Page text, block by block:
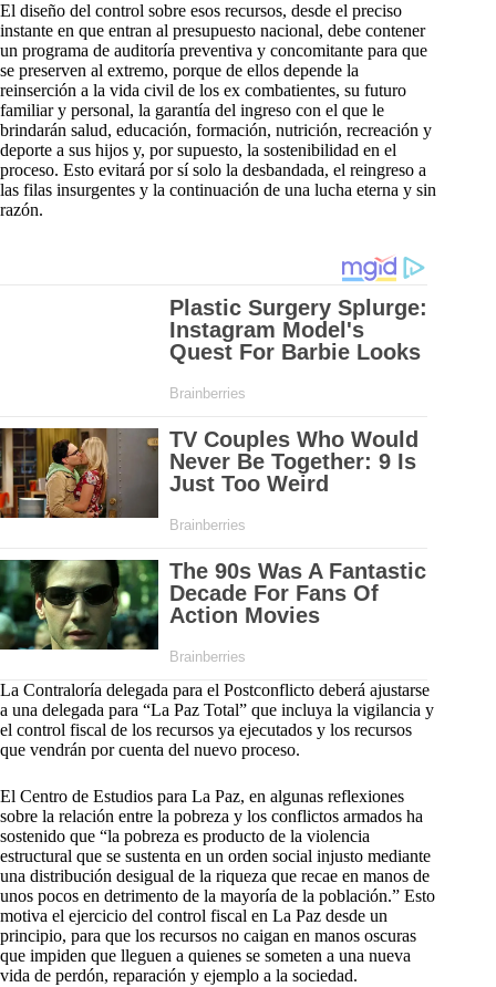
El diseño del control sobre esos recursos, desde el preciso
instante en que entran al presupuesto nacional, debe contener
un programa de auditoría preventiva y concomitante para que
se preserven al extremo, porque de ellos depende la
reinserción a la vida civil de los ex combatientes, su futuro
familiar y personal, la garantía del ingreso con el que le
brindarán salud, educación, formación, nutrición, recreación y
deporte a sus hijos y, por supuesto, la sostenibilidad en el
proceso. Esto evitará por sí solo la desbandada, el reingreso a
las filas insurgentes y la continuación de una lucha eterna y sin
razón.
La Contraloría delegada para el Postconflicto deberá ajustarse
a una delegada para “La Paz Total” que incluya la vigilancia y
el control fiscal de los recursos ya ejecutados y los recursos
que vendrán por cuenta del nuevo proceso.
El Centro de Estudios para La Paz, en algunas reflexiones
sobre la relación entre la pobreza y los conflictos armados ha
sostenido que “la pobreza es producto de la violencia
estructural que se sustenta en un orden social injusto mediante
una distribución desigual de la riqueza que recae en manos de
unos pocos en detrimento de la mayoría de la población.” Esto
motiva el ejercicio del control fiscal en La Paz desde un
principio, para que los recursos no caigan en manos oscuras
que impiden que lleguen a quienes se someten a una nueva
vida de perdón, reparación y ejemplo a la sociedad.